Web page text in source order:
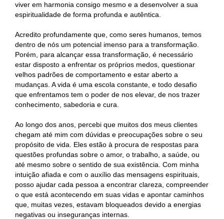
viver em harmonia consigo mesmo e a desenvolver a sua
espiritualidade de forma profunda e autêntica.
Acredito profundamente que, como seres humanos, temos
dentro de nós um potencial imenso para a transformação.
Porém, para alcançar essa transformação, é necessário
estar disposto a enfrentar os próprios medos, questionar
velhos padrões de comportamento e estar aberto a
mudanças. A vida é uma escola constante, e todo desafio
que enfrentamos tem o poder de nos elevar, de nos trazer
conhecimento, sabedoria e cura.
Ao longo dos anos, percebi que muitos dos meus clientes
chegam até mim com dúvidas e preocupações sobre o seu
propósito de vida. Eles estão à procura de respostas para
questões profundas sobre o amor, o trabalho, a saúde, ou
até mesmo sobre o sentido de sua existência. Com minha
intuição afiada e com o auxílio das mensagens espirituais,
posso ajudar cada pessoa a encontrar clareza, compreender
o que está acontecendo em suas vidas e apontar caminhos
que, muitas vezes, estavam bloqueados devido a energias
negativas ou inseguranças internas.